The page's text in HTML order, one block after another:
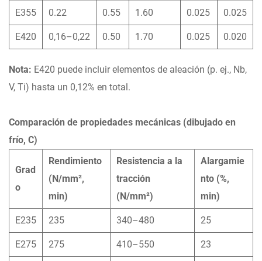
E355 0.22 0.55 1.60 0.025 0.025
E420 0,16–0,22 0.50 1.70 0.025 0.020
Nota: E420 puede incluir elementos de aleación (p. ej., Nb,
V, Ti) hasta un 0,12% en total.
Comparación de propiedades mecánicas (dibujado en
frío, C)
Grad
o
Rendimiento
(N/mm²,
min)
Resistencia a la
tracción
(N/mm²)
Alargamie
nto (%,
min)
E235 235 340–480 25
E275 275 410–550 23